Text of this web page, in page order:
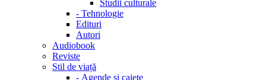
Studii culturale
- Tehnologie
Edituri
Autori
Audiobook
Reviste
Stil de viață
- Agende și caiete